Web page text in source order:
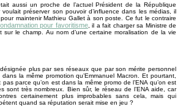
aussi un proche de l’actuel Président de la République
préserver son pouvoir d’influence dans les médias, il
maintenir Mathieu Gallet à son poste. Ce fut le contraire
pour favoritisme, il a fait charger sa Ministre de
sur le champ. Au nom d’une certaine moralisation de la vie
plus par ses réseaux que par son mérite personnel
la même promotion qu’Emmanuel Macron. Et pourtant,
pas parce qu’on est dans la même promo de l’ENA qu’on est
sont très nombreux. Bien sûr, le réseau de l’ENA aide, car
certainement plus improbables sans cela, mais qui
quand sa réputation serait mise en jeu ?